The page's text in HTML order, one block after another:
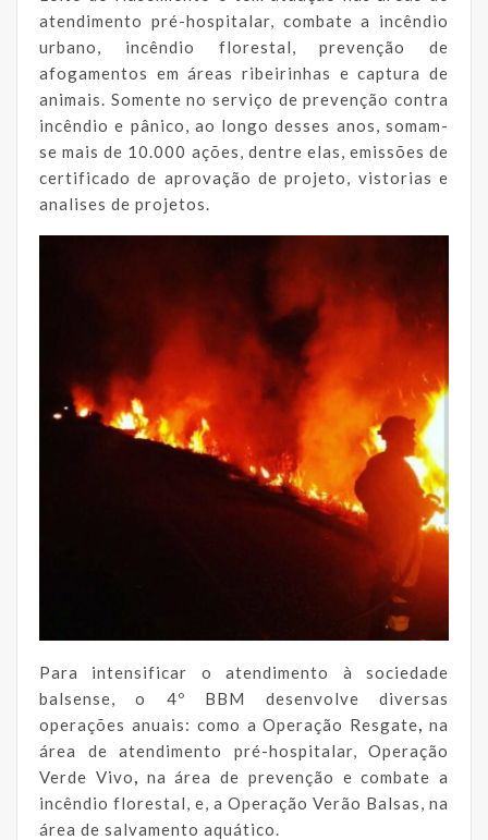
atendimento pré-hospitalar, combate a incêndio
urbano, incêndio florestal, prevenção de
afogamentos em áreas ribeirinhas e captura de
animais. Somente no serviço de prevenção contra
incêndio e pânico, ao longo desses anos, somam-
se mais de 10.000 ações, dentre elas, emissões de
certificado de aprovação de projeto, vistorias e
analises de projetos.
Para intensificar o atendimento à sociedade
balsense, o 4º BBM desenvolve diversas
operações anuais: como a Operação Resgate, na
área de atendimento pré-hospitalar, Operação
Verde Vivo, na área de prevenção e combate a
incêndio florestal, e, a Operação Verão Balsas, na
área de salvamento aquático.